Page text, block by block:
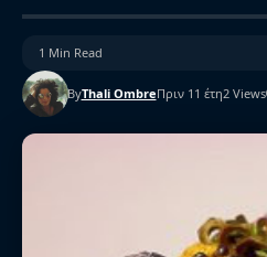
ByThali OmbreΠριν 11 έτη2 Views
1 Min Read